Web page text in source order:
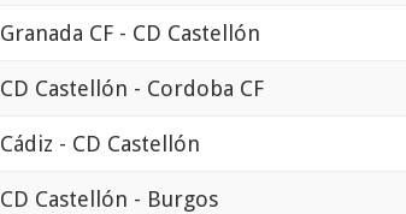
Granada CF - CD Castellón
CD Castellón - Cordoba CF
Cádiz - CD Castellón
CD Castellón - Burgos